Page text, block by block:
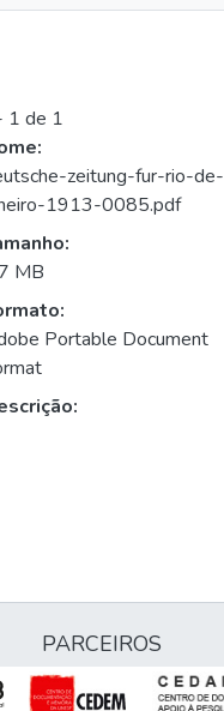
1 de 1
zeitung-fur-rio-de-
1913-0085.pdf
MB
Portable Document
PARCEIROS